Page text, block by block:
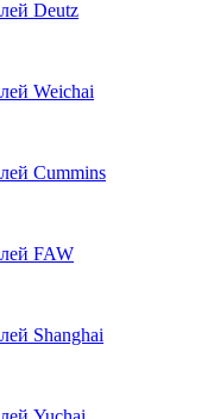
Deutz
Weichai
Cummins
FAW
Shanghai